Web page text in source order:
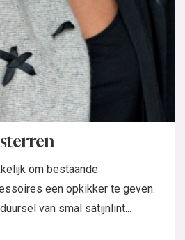
om bestaande
een opkikker te geven.
van smal satijnlint...